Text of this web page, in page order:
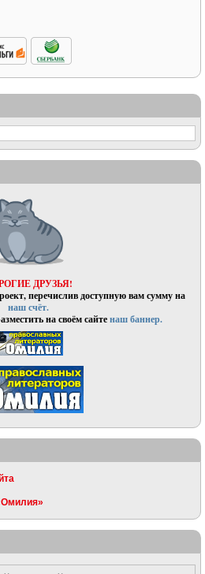
ДРУЗЬЯ!
перечислив доступную вам сумму на
наш счёт.
на своём сайтенаш баннер.